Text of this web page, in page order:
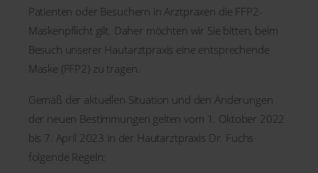
Patienten oder Besuchern in Arztpraxen die FFP2-
Maskenpflicht gilt. Daher möchten wir Sie bitten, beim
Besuch unserer Hautarztpraxis eine entsprechende
Maske (FFP2) zu tragen.
Gemäß der aktuellen Situation und den Änderungen
der neuen Bestimmungen gelten vom 1. Oktober 2022
bis 7. April 2023 in der Hautarztpraxis Dr. Fuchs
folgende Regeln: